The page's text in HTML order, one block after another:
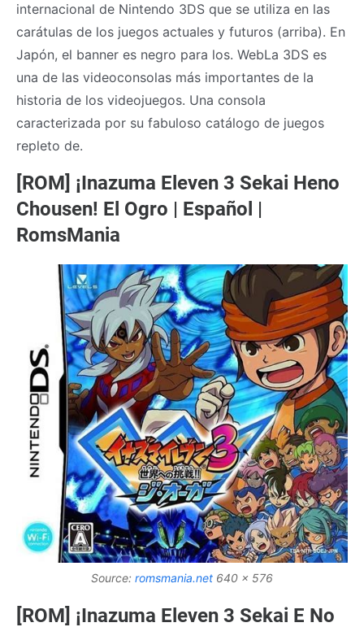
internacional de Nintendo 3DS que se utiliza en las
carátulas de los juegos actuales y futuros (arriba). En
Japón, el banner es negro para los. WebLa 3DS es
una de las videoconsolas más importantes de la
historia de los videojuegos. Una consola
caracterizada por su fabuloso catálogo de juegos
repleto de.
[ROM] ¡Inazuma Eleven 3 Sekai Heno
Chousen! El Ogro | Español |
RomsMania
Source: romsmania.net 640 x 576
[ROM] ¡Inazuma Eleven 3 Sekai E No